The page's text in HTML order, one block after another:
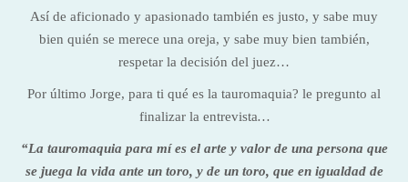
Así de aficionado y apasionado también es justo, y sabe muy
bien quién se merece una oreja, y sabe muy bien también,
respetar la decisión del juez…
Por último Jorge, para ti qué es la tauromaquia? le pregunto al
finalizar la entrevista…
“La tauromaquia para mí es el arte y valor de una persona que
se juega la vida ante un toro, y de un toro, que en igualdad de